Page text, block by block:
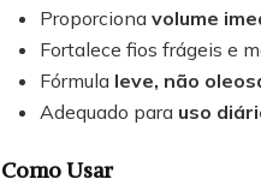
Proporciona volume
Fortalece fios frágeis e
Fórmula leve, não
Adequado para uso
Como Usar